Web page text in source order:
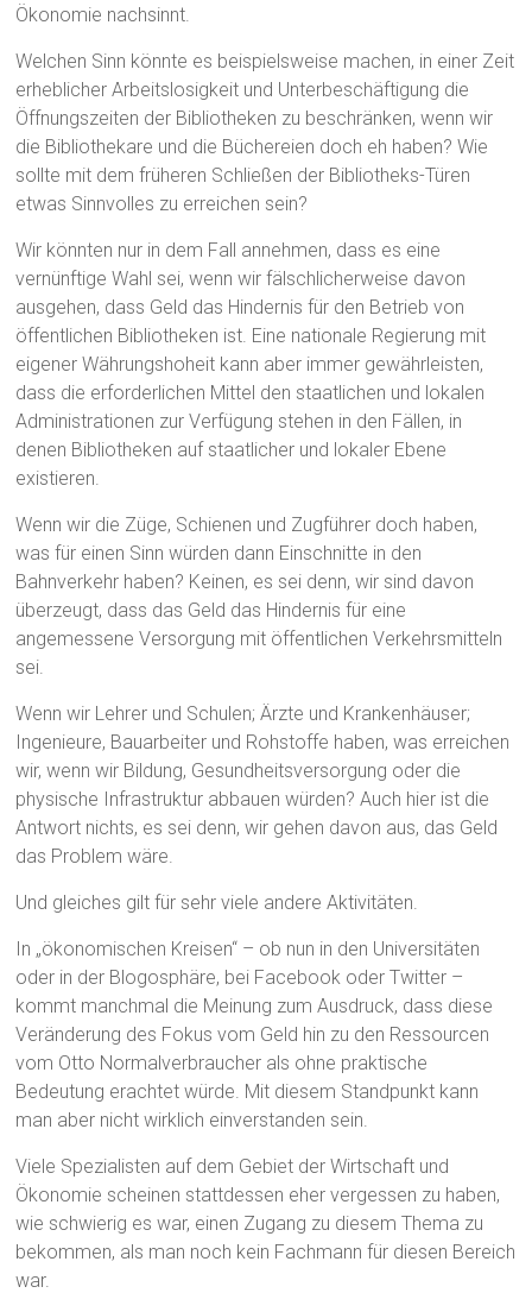
Ökonomie nachsinnt.
Welchen Sinn könnte es beispielsweise machen, in einer Zeit
erheblicher Arbeitslosigkeit und Unterbeschäftigung die
Öffnungszeiten der Bibliotheken zu beschränken, wenn wir
die Bibliothekare und die Büchereien doch eh haben? Wie
sollte mit dem früheren Schließen der Bibliotheks-Türen
etwas Sinnvolles zu erreichen sein?
Wir könnten nur in dem Fall annehmen, dass es eine
vernünftige Wahl sei, wenn wir fälschlicherweise davon
ausgehen, dass Geld das Hindernis für den Betrieb von
öffentlichen Bibliotheken ist. Eine nationale Regierung mit
eigener Währungshoheit kann aber immer gewährleisten,
dass die erforderlichen Mittel den staatlichen und lokalen
Administrationen zur Verfügung stehen in den Fällen, in
denen Bibliotheken auf staatlicher und lokaler Ebene
existieren.
Wenn wir die Züge, Schienen und Zugführer doch haben,
was für einen Sinn würden dann Einschnitte in den
Bahnverkehr haben? Keinen, es sei denn, wir sind davon
überzeugt, dass das Geld das Hindernis für eine
angemessene Versorgung mit öffentlichen Verkehrsmitteln
sei.
Wenn wir Lehrer und Schulen; Ärzte und Krankenhäuser;
Ingenieure, Bauarbeiter und Rohstoffe haben, was erreichen
wir, wenn wir Bildung, Gesundheitsversorgung oder die
physische Infrastruktur abbauen würden? Auch hier ist die
Antwort nichts, es sei denn, wir gehen davon aus, das Geld
das Problem wäre.
Und gleiches gilt für sehr viele andere Aktivitäten.
In „ökonomischen Kreisen“ – ob nun in den Universitäten
oder in der Blogosphäre, bei Facebook oder Twitter –
kommt manchmal die Meinung zum Ausdruck, dass diese
Veränderung des Fokus vom Geld hin zu den Ressourcen
vom Otto Normalverbraucher als ohne praktische
Bedeutung erachtet würde. Mit diesem Standpunkt kann
man aber nicht wirklich einverstanden sein.
Viele Spezialisten auf dem Gebiet der Wirtschaft und
Ökonomie scheinen stattdessen eher vergessen zu haben,
wie schwierig es war, einen Zugang zu diesem Thema zu
bekommen, als man noch kein Fachmann für diesen Bereich
war.